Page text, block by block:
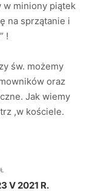
w miniony piątek
na sprzątanie i
!
św. możemy
oraz
Jak wiemy
,w kościele.
V 2021 R.